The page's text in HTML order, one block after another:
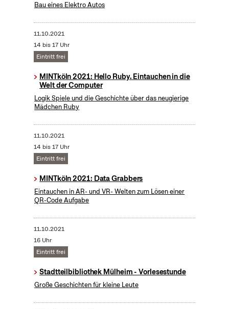
Bau eines Elektro Autos
11.10.2021
14 bis 17 Uhr
Eintritt frei
MINTköln 2021: Hello Ruby. Eintauchen in die
Welt der Computer
Logik Spiele und die Geschichte über das neugierige
Mädchen Ruby
11.10.2021
14 bis 17 Uhr
Eintritt frei
MINTköln 2021: Data Grabbers
Eintauchen in AR- und VR- Welten zum Lösen einer
QR-Code Aufgabe
11.10.2021
16 Uhr
Eintritt frei
Stadtteilbibliothek Mülheim - Vorlesestunde
Große Geschichten für kleine Leute